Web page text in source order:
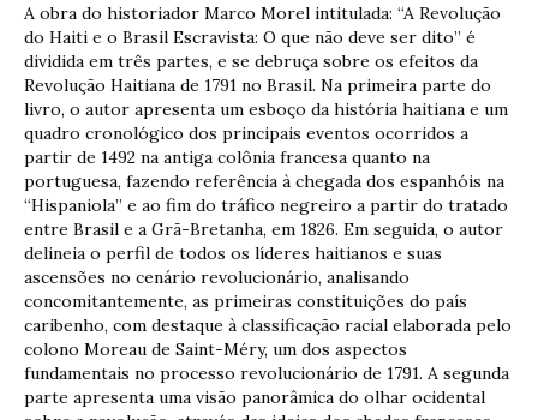
A obra do historiador Marco Morel intitulada: “A Revolução
do Haiti e o Brasil Escravista: O que não deve ser dito” é
dividida em três partes, e se debruça sobre os efeitos da
Revolução Haitiana de 1791 no Brasil. Na primeira parte do
livro, o autor apresenta um esboço da história haitiana e um
quadro cronológico dos principais eventos ocorridos a
partir de 1492 na antiga colônia francesa quanto na
portuguesa, fazendo referência à chegada dos espanhóis na
“Hispaniola” e ao fim do tráfico negreiro a partir do tratado
entre Brasil e a Grã-Bretanha, em 1826. Em seguida, o autor
delineia o perfil de todos os líderes haitianos e suas
ascensões no cenário revolucionário, analisando
concomitantemente, as primeiras constituições do país
caribenho, com destaque à classificação racial elaborada pelo
colono Moreau de Saint-Méry, um dos aspectos
fundamentais no processo revolucionário de 1791. A segunda
parte apresenta uma visão panorâmica do olhar ocidental